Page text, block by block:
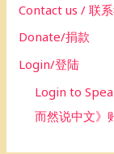
Contact us / 联
Donate/捐款
Login/登陆
Login to
而然说中文》